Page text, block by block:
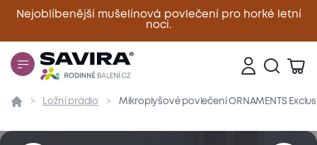
Nejoblíbenější mušelínová povlečení pro horké letní
noci.
Zavřít
Přehled Parametry Popis produktu Materiál
Ložní prádlo Mikroplyšové povlečení ORNAMENTS